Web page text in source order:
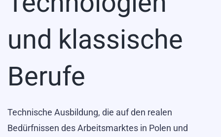
und klassische
Berufe
Technische Ausbildung, die auf den realen
Bedürfnissen des Arbeitsmarktes in Polen und